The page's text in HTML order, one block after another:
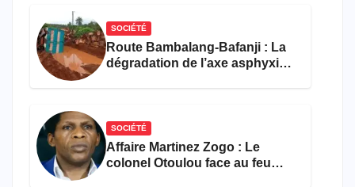
SOCIÉTÉ
Route Bambalang-Bafanji : La
dégradation de l’axe asphyxie
SOCIÉTÉ
Affaire Martinez Zogo : Le
colonel Otoulou face au feu